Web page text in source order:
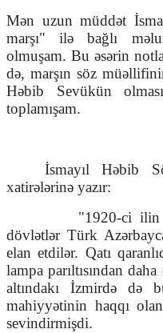
Mən uzun müddət
marşı" ilə bağlı
olmuşam. Bu əsərin
də, marşın söz
Həbib Sevükün
toplamışam.
İsmayıl Həbib
xatirələrinə yazır:
"1920-ci
dövlətlər Türk
elan etdilər. Qatı
lampa parıltısından
altındakı İzmirdə
mahiyyətinin haqqı
sevindirmişdi.